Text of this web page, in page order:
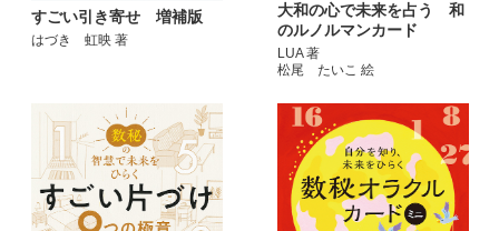
すごい引き寄せ 増補版
はづき 虹映 著
大和の心で未来を占う 和
のルノルマンカード
LUA 著
松尾 たいこ 絵